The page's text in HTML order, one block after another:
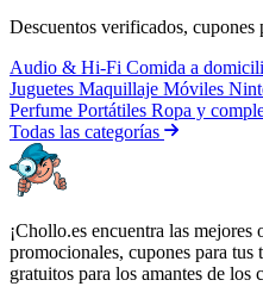
Descuentos verificados, cupones
Audio & Hi-Fi Comida a
Juguetes Maquillaje Móviles
Perfume Portátiles Ropa y
Todas las categorías
¡Chollo.es encuentra las
promocionales, cupones para
gratuitos para los amantes de los